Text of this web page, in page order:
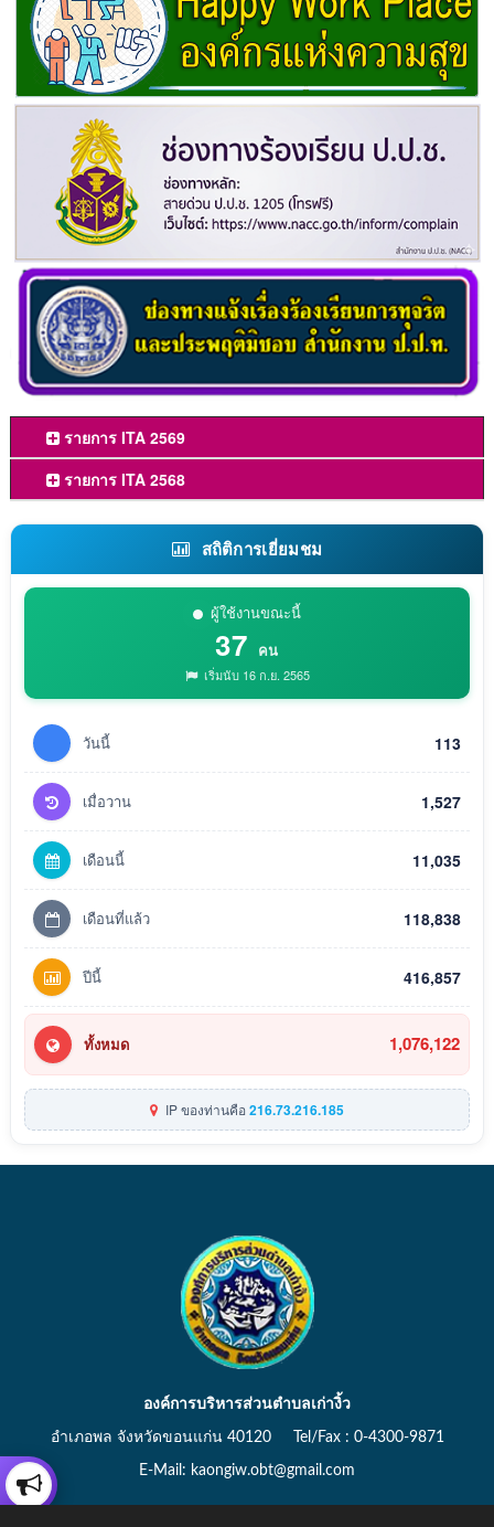
รายการ ITA 2569
รายการ ITA 2568
สถิติการเยี่ยมชม
ผู้ใช้งานขณะนี้
37 คน
เริ่มนับ 16 ก.ย. 2565
วันนี้ 113
เมื่อวาน 1,527
เดือนนี้ 11,035
เดือนที่แล้ว 118,838
ปีนี้ 416,857
ทั้งหมด 1,076,122
IP ของท่านคือ216.73.216.185
องค์การบริหารส่วนตำบลเก่างิ้ว
อำเภอพล จังหวัดขอนแก่น 40120 Tel/Fax : 0-4300-9871
E-Mail: kaongiw.obt@gmail.com